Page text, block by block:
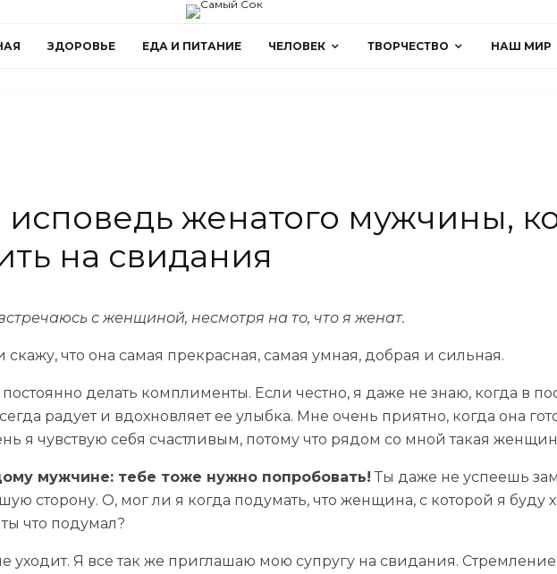
ЗДОРОВЬЕ ЕДА И ПИТАНИЕ ЧЕЛОВЕК ТВОРЧЕСТВО НАШ МИР
исповедь женатого мужчины,
на свидания
с женщиной, несмотря на то, что я женат.
что она самая прекрасная, самая умная, добрая и сильная.
делать комплименты. Если честно, я даже не знаю, когда в
радует и вдохновляет ее улыбка. Мне очень приятно, когда она
чувствую себя счастливым, потому что рядом со мной такая
мужчине: тебе тоже нужно попробовать! Ты даже не успеешь
сторону. О, мог ли я когда подумать, что женщина, с которой я буду
что подумал?
уходит. Я все так же приглашаю мою супругу на свидания. Стремление